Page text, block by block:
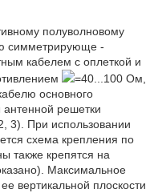
полуволновому
симметрирующе -
кабелем с оплеткой и
=40...100 Ом,
основного
решетки
3). При использовании
схема крепления по
также крепятся на
Максимальное
вертикальной плоскости